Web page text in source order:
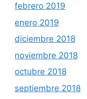
febrero 2019
enero 2019
diciembre 2018
noviembre 2018
octubre 2018
septiembre 2018